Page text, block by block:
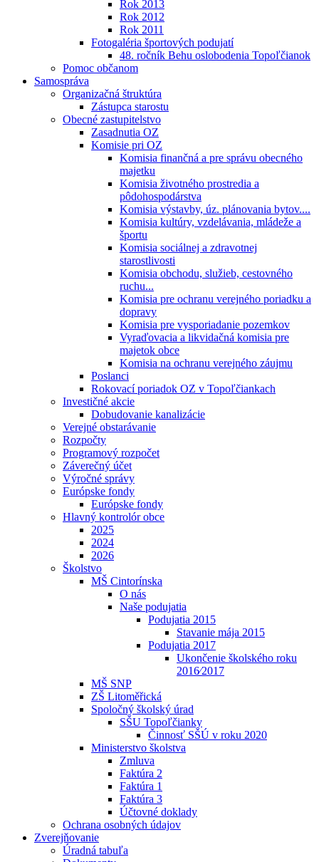
Rok 2013
Rok 2012
Rok 2011
Fotogaléria športových podujatí
48. ročník Behu oslobodenia Topoľčianok
Pomoc občanom
Samospráva
Organizačná štruktúra
Zástupca starostu
Obecné zastupitelstvo
Zasadnutia OZ
Komisie pri OZ
Komisia finančná a pre správu obecného
majetku
Komisia životného prostredia a
pôdohospodárstva
Komisia výstavby, úz. plánovania bytov....
Komisia kultúry, vzdelávania, mládeže a
športu
Komisia sociálnej a zdravotnej
starostlivosti
Komisia obchodu, služieb, cestovného
ruchu...
Komisia pre ochranu verejného poriadku a
dopravy
Komisia pre vysporiadanie pozemkov
Vyraďovacia a likvidačná komisia pre
majetok obce
Komisia na ochranu verejného záujmu
Poslanci
Rokovací poriadok OZ v Topoľčiankach
Investičné akcie
Dobudovanie kanalizácie
Verejné obstarávanie
Rozpočty
Programový rozpočet
Záverečný účet
Výročné správy
Európske fondy
Európske fondy
Hlavný kontrolór obce
2025
2024
2026
Školstvo
MŠ Cintorínska
O nás
Naše podujatia
Podujatia 2015
Stavanie mája 2015
Podujatia 2017
Ukončenie školského roku
2016⁄2017
MŠ SNP
ZŠ Litoměřická
Spoločný školský úrad
SŠU Topoľčianky
Činnosť SŠÚ v roku 2020
Ministerstvo školstva
Zmluva
Faktúra 2
Faktúra 1
Faktúra 3
Účtovné doklady
Ochrana osobných údajov
Zverejňovanie
Úradná tabuľa